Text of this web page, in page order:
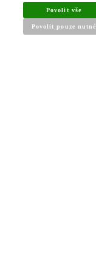
Povolit vše
Povolit pouze nutné